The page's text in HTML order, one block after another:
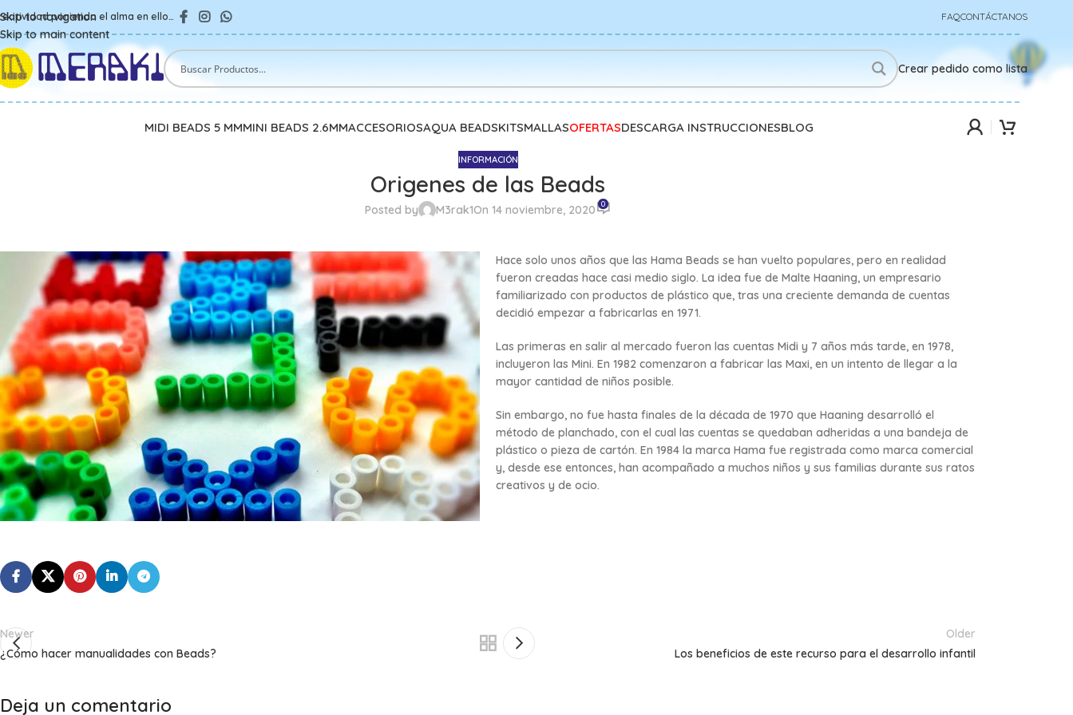
Skip to navigation
Skip to main content
poniendo el alma en ello… FAQCONTÁCTANOS
Crear pedido como lista
MIDI BEADS 5 MMMINI BEADS 2.6MMACCESORIOSAQUA BEADSKITSMALLASOFERTASDESCARGA INSTRUCCIONESBLOG
INFORMACIÓN
Origenes de las Beads
Posted by M3rak1On 14 noviembre, 2020 0
Hace solo unos años que las Hama Beads se han vuelto populares, pero en realidad
fueron creadas hace casi medio siglo. La idea fue de Malte Haaning, un empresario
familiarizado con productos de plástico que, tras una creciente demanda de cuentas
decidió empezar a fabricarlas en 1971.
Las primeras en salir al mercado fueron las cuentas Midi y 7 años más tarde, en 1978,
incluyeron las Mini. En 1982 comenzaron a fabricar las Maxi, en un intento de llegar a la
mayor cantidad de niños posible.
Sin embargo, no fue hasta finales de la década de 1970 que Haaning desarrolló el
método de planchado, con el cual las cuentas se quedaban adheridas a una bandeja de
plástico o pieza de cartón. En 1984 la marca Hama fue registrada como marca comercial
y, desde ese entonces, han acompañado a muchos niños y sus familias durante sus ratos
creativos y de ocio.
Newer
¿Cómo hacer manualidades con Beads?
Older
Los beneficios de este recurso para el desarrollo infantil
Deja un comentario